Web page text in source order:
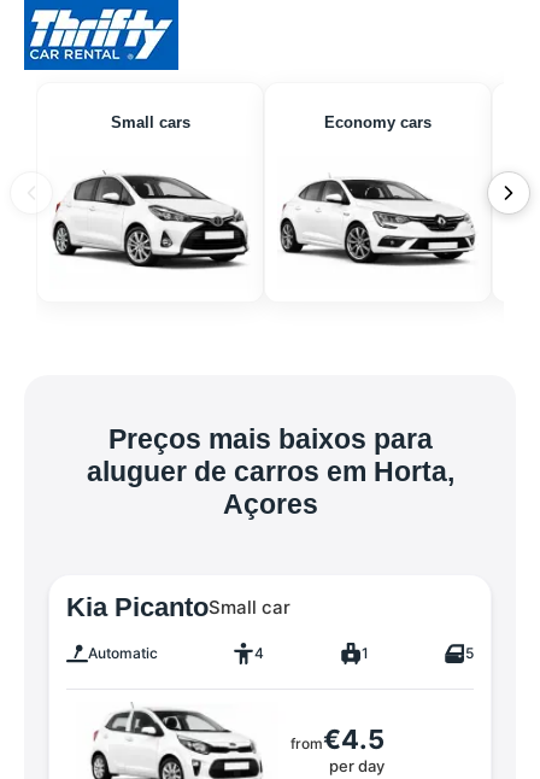
Small cars Economy cars
Preços mais baixos para
aluguer de carros em Horta,
Açores
Kia PicantoSmall car
Automatic 4 1 5
from€4.5
per day